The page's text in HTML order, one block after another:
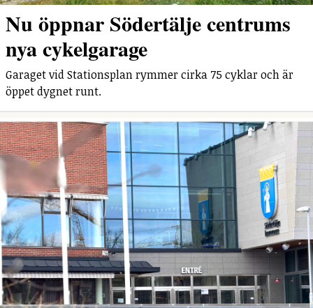
Nu öppnar Södertälje centrums
nya cykelgarage
Garaget vid Stationsplan rymmer cirka 75 cyklar och är
öppet dygnet runt.